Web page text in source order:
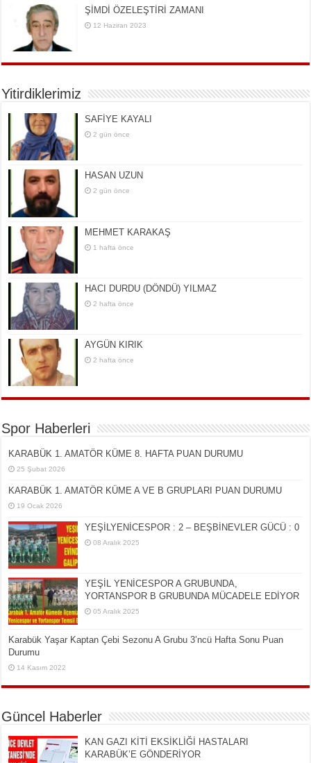
ŞİMDİ ÖZELEŞTİRİ ZAMANI
12 Haziran 2023
Yitirdiklerimiz
SAFİYE KAYALI
2 gün önce
HASAN UZUN
2 gün önce
MEHMET KARAKAŞ
1 hafta önce
HACI DURDU (DÖNDÜ) YILMAZ
2 hafta önce
AYGÜN KIRIK
2 hafta önce
Spor Haberleri
KARABÜK 1. AMATÖR KÜME 8. HAFTA PUAN DURUMU
25 Şubat 2026
KARABÜK 1. AMATÖR KÜME A VE B GRUPLARI PUAN DURUMU
19 Ocak 2026
YEŞİLYENİCESPOR : 2 – BEŞBİNEVLER GÜCÜ : 0
08 Aralık 2025
YEŞİL YENİCESPOR A GRUBUNDA,
YORTANSPOR B GRUBUNDA MÜCADELE EDİYOR
05 Aralık 2025
Karabük Yaşar Kaptan Çebi Sezonu A Grubu 3’ncü Hafta Sonu Puan
Durumu
14 Kasım 2022
Güncel Haberler
KAN GAZI KİTİ EKSİKLİĞİ HASTALARI
KARABÜK’E GÖNDERİYOR